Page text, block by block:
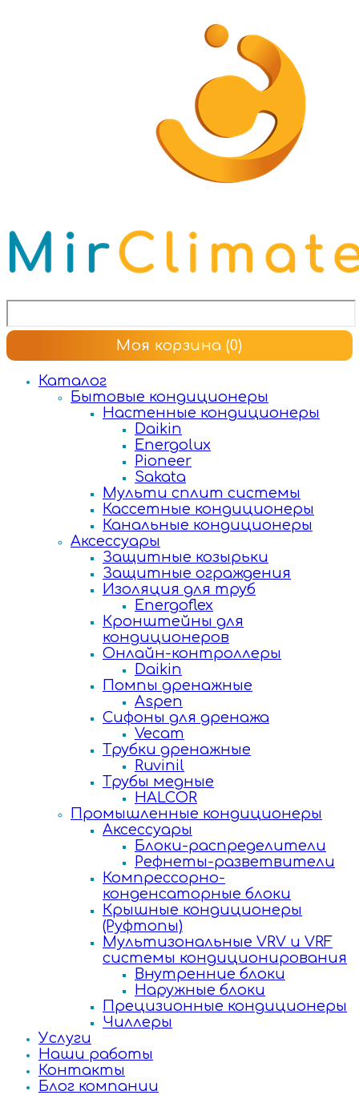
Моя корзина (0)
Каталог
Бытовые кондиционеры
Настенные кондиционеры
Daikin
Energolux
Pioneer
Sakata
Мульти сплит системы
Кассетные кондиционеры
Канальные кондиционеры
Аксессуары
Защитные козырьки
Защитные ограждения
Изоляция для труб
Energoflex
Кронштейны для
кондиционеров
Онлайн-контроллеры
Daikin
Помпы дренажные
Aspen
Сифоны для дренажа
Vecam
Трубки дренажные
Ruvinil
Трубы медные
HALCOR
Промышленные кондиционеры
Аксессуары
Блоки-распределители
Рефнеты-разветвители
Компрессорно-
конденсаторные блоки
Крышные кондиционеры
(Руфтопы)
Мультизональные VRV и VRF
системы кондиционирования
Внутренние блоки
Наружные блоки
Прецизионные кондиционеры
Чиллеры
Услуги
Наши работы
Контакты
Блог компании